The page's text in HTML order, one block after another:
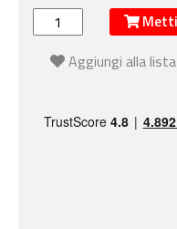
Aggiungi alla